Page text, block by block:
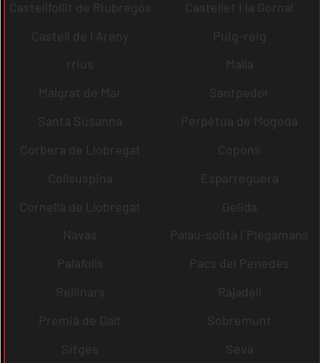
Castellfollit de Riubregós
Castellet i la Gornal
Castell de l´Areny
Puig-reig
rrius
Malla
Malgrat de Mar
Santpedor
Santa Susanna
Perpètua de Mogoda
Corbera de Llobregat
Copons
Collsuspina
Esparreguera
Cornellà de Llobregat
Gelida
Navas
Palau-solità i Plegamans
Palafolls
Pacs del Penedès
Rellinars
Rajadell
Premià de Dalt
Sobremunt
Sitges
Seva